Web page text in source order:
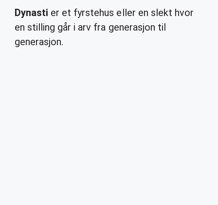
Dynasti er et fyrstehus eller en slekt hvor
en stilling går i arv fra generasjon til
generasjon.